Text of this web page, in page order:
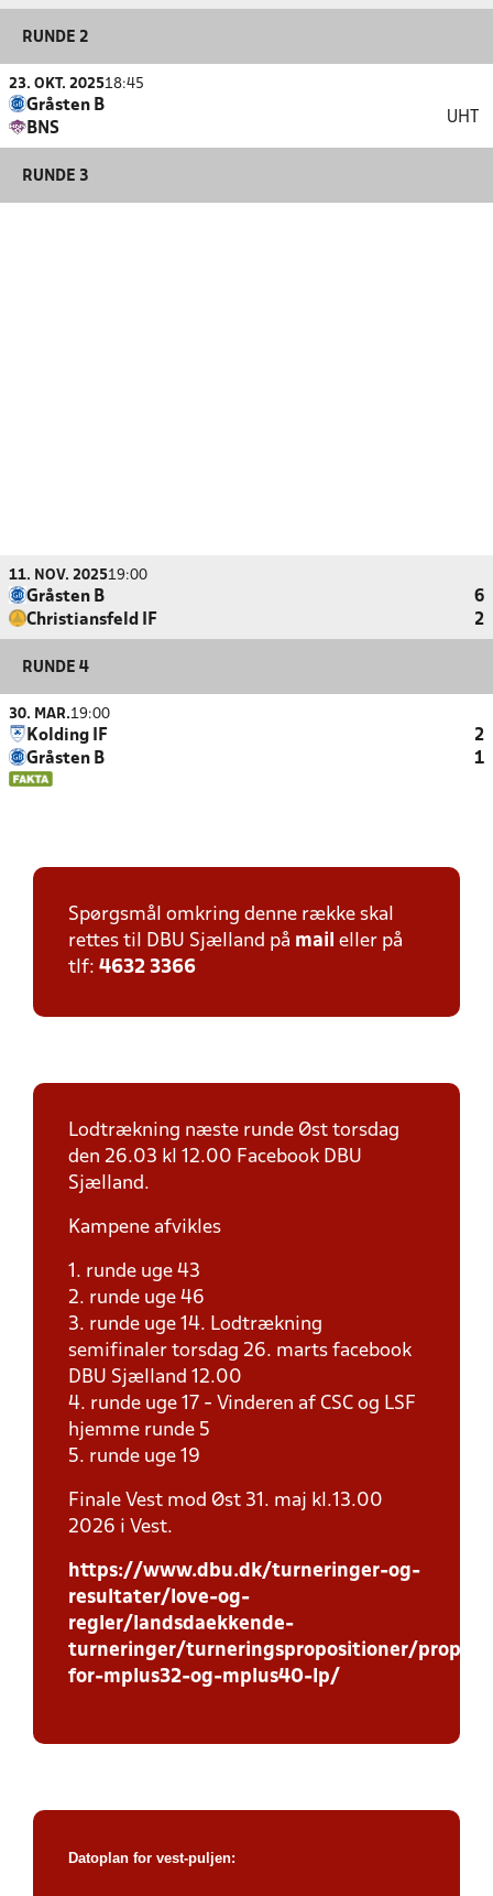
RUNDE 2
23. OKT. 202518:45
Gråsten B
BNS
UHT
RUNDE 3
11. NOV. 202519:00
Gråsten B
6
Christiansfeld IF
2
RUNDE 4
30. MAR.19:00
Kolding IF
2
Gråsten B
1
Spørgsmål omkring denne række skal
rettes til DBU Sjælland på mail eller på
tlf: 4632 3366
Lodtrækning næste runde Øst torsdag
den 26.03 kl 12.00 Facebook DBU
Sjælland.
Kampene afvikles
1. runde uge 43
2. runde uge 46
3. runde uge 14. Lodtrækning
semifinaler torsdag 26. marts facebook
DBU Sjælland 12.00
4. runde uge 17 - Vinderen af CSC og LSF
hjemme runde 5
5. runde uge 19
Finale Vest mod Øst 31. maj kl.13.00
2026 i Vest.
https://www.dbu.dk/turneringer-og-
resultater/love-og-
regler/landsdaekkende-
turneringer/turneringspropositioner/
for-mplus32-og-mplus40-lp/
Datoplan for vest-puljen: